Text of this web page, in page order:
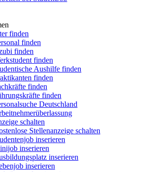
finden
finden
finden
finden
Aushilfe finden
finden
finden
finden
Deutschland
schalten
Stellenanzeige schalten
inserieren
inserieren
inserieren
inserieren